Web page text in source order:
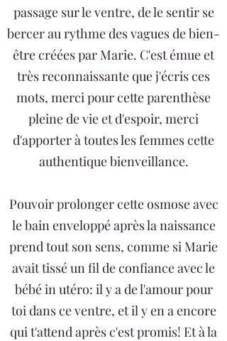
passage sur le ventre, de le sentir se
bercer au rythme des vagues de bien-
être créées par Marie. C'est émue et
très reconnaissante que j'écris ces
mots, merci pour cette parenthèse
pleine de vie et d'espoir, merci
d'apporter à toutes les femmes cette
authentique bienveillance.
Pouvoir prolonger cette osmose avec
le bain enveloppé après la naissance
prend tout son sens, comme si Marie
avait tissé un fil de confiance avec le
bébé in utéro: il y a de l'amour pour
toi dans ce ventre, et il y en a encore
qui t'attend après c'est promis! Et à la